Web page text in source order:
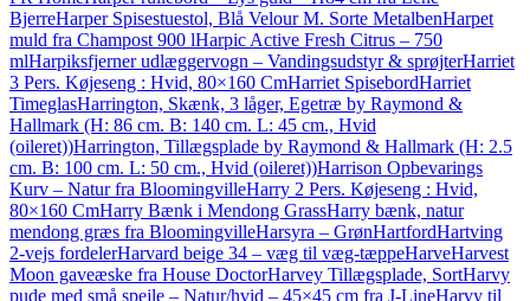
BjerreHarper Spisestuestol, Blå Velour M. Sorte MetalbenHarpet
muld fra Champost 900 lHarpic Active Fresh Citrus – 750
mlHarpiksfjerner udlæggervogn – Vandingsudstyr & sprøjterHarriet
3 Pers. Køjeseng : Hvid, 80×160 CmHarriet SpisebordHarriet
TimeglasHarrington, Skænk, 3 låger, Egetræ by Raymond &
Hallmark (H: 86 cm. B: 140 cm. L: 45 cm., Hvid
(oileret))Harrington, Tillægsplade by Raymond & Hallmark (H: 2.5
cm. B: 100 cm. L: 50 cm., Hvid (oileret))Harrison Opbevarings
Kurv – Natur fra BloomingvilleHarry 2 Pers. Køjeseng : Hvid,
80×160 CmHarry Bænk i Mendong GrassHarry bænk, natur
mendong græs fra BloomingvilleHarsyra – GrønHartfordHartving
2-vejs fordelerHarvard beige 34 – væg til væg-tæppeHarveHarvest
Moon gaveæske fra House DoctorHarvey Tillægsplade, SortHarvy
pude med små spejle – Natur/hvid – 45×45 cm fra J-LineHarvy til